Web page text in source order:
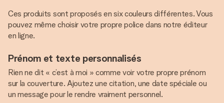
Ces produits sont proposés en six couleurs différentes. Vous
pouvez même choisir votre propre police dans notre éditeur
en ligne.
Prénom et texte personnalisés
Rien ne dit « c’est à moi » comme voir votre propre prénom
sur la couverture. Ajoutez une citation, une date spéciale ou
un message pour le rendre vraiment personnel.